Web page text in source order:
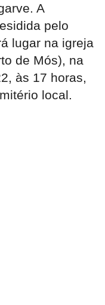
A
pelo
lugar na igreja
de Mós), na
às 17 horas,
local.